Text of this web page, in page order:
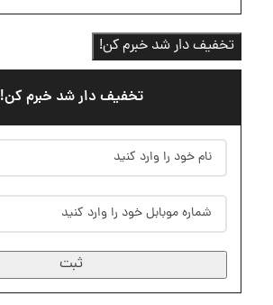
تخفیف دار شد خبرم کن!
تخفیف دار شد خبرم کن!
ثبت